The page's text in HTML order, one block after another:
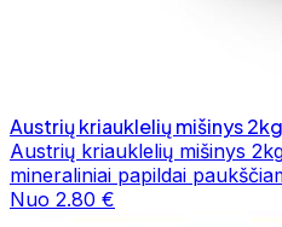
Austrių kriauklelių mišinys 2kg
Austrių kriauklelių mišinys
mineraliniai papildai
Nuo 2.80 €